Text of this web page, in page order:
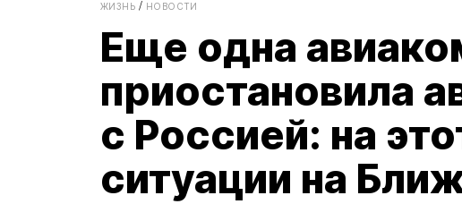
ЖИЗНЬ НОВОСТИ
Еще одна
приостановила
с Россией: на
ситуации на